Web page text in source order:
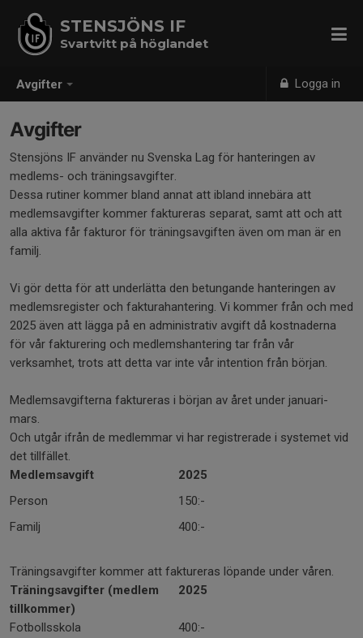
Avgifter Logga in
STENSJÖNS IF
Svartvitt på höglandet
Avgifter
Stensjöns IF använder nu Svenska Lag för hanteringen av
medlems- och träningsavgifter.
Dessa rutiner kommer bland annat att ibland innebära att
medlemsavgifter kommer faktureras separat, samt att och att
alla aktiva får fakturor för träningsavgiften även om man är en
familj.
Vi gör detta för att underlätta den betungande hanteringen av
medlemsregister och fakturahantering. Vi kommer från och med
2025 även att lägga på en administrativ avgift då kostnaderna
för vår fakturering och medlemshantering tar från vår
verksamhet, trots att detta var inte vår intention från början.
Medlemsavgifterna faktureras i början av året under januari-
mars.
Och utgår ifrån de medlemmar vi har registrerade i systemet vid
det tillfället.
Medlemsavgift
2025
Person
150:-
Familj
400:-
Träningsavgifter kommer att faktureras löpande under våren.
Träningsavgifter (medlem
tillkommer)
2025
Fotbollsskola
400:-